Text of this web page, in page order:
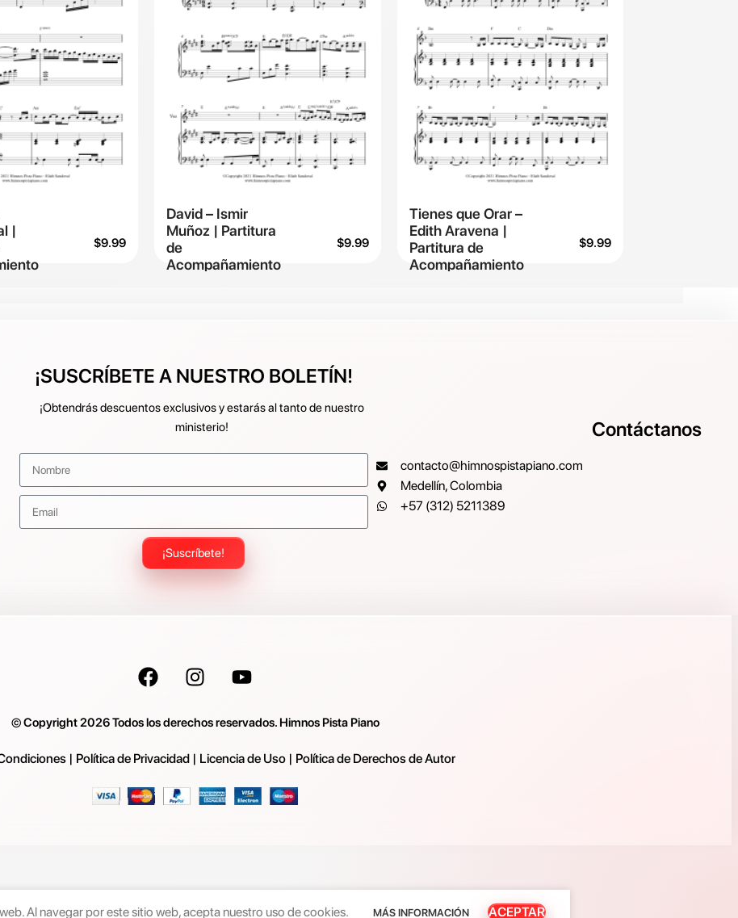
|
$9.99
David – Ismir
Muñoz | Partitura
de
Acompañamiento
$9.99
Tienes que Orar –
Edith Aravena |
Partitura de
Acompañamiento
$9.99
¡SUSCRÍBETE A NUESTRO BOLETÍN!
¡Obtendrás descuentos exclusivos y estarás al tanto de nuestro
ministerio!
¡Suscríbete!
Contáctanos
contacto@himnospistapiano.com
Medellín, Colombia
+57 (312) 5211389
© Copyright 2026 Todos los derechos reservados. Himnos Pista Piano
| Política de Privacidad| Licencia de Uso| Política de Derechos de Autor
Al navegar por este sitio web, acepta nuestro uso de cookies. MÁS INFORMACIÓN ACEPTAR